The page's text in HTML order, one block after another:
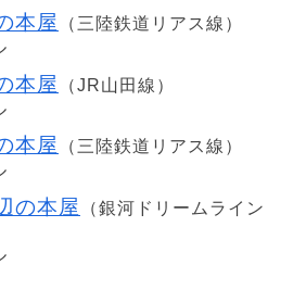
本屋
（三陸鉄道リアス線）
本屋
（JR山田線）
本屋
（三陸鉄道リアス線）
の本屋
（銀河ドリームライン